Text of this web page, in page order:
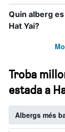
Quin alberg
Hat Yai?
Troba
estada a
Albergs més